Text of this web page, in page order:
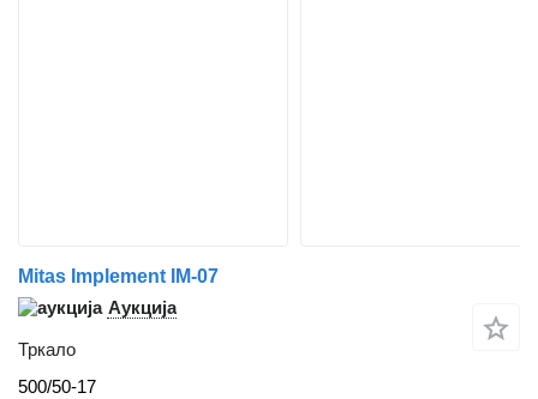
Mitas Implement IM-07
Аукција
Тркало
500/50-17